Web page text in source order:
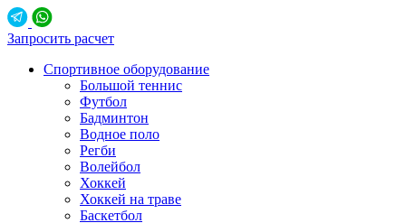
Запросить расчет
Спортивное оборудование
Большой теннис
Футбол
Бадминтон
Водное поло
Регби
Волейбол
Хоккей
Хоккей на траве
Баскетбол